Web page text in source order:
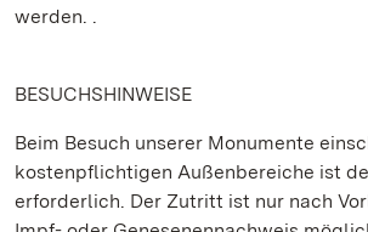
werden. .
BESUCHSHINWEISE
Beim Besuch unserer Monumente
kostenpflichtigen Außenbereiche ist
erforderlich. Der Zutritt ist nur nach